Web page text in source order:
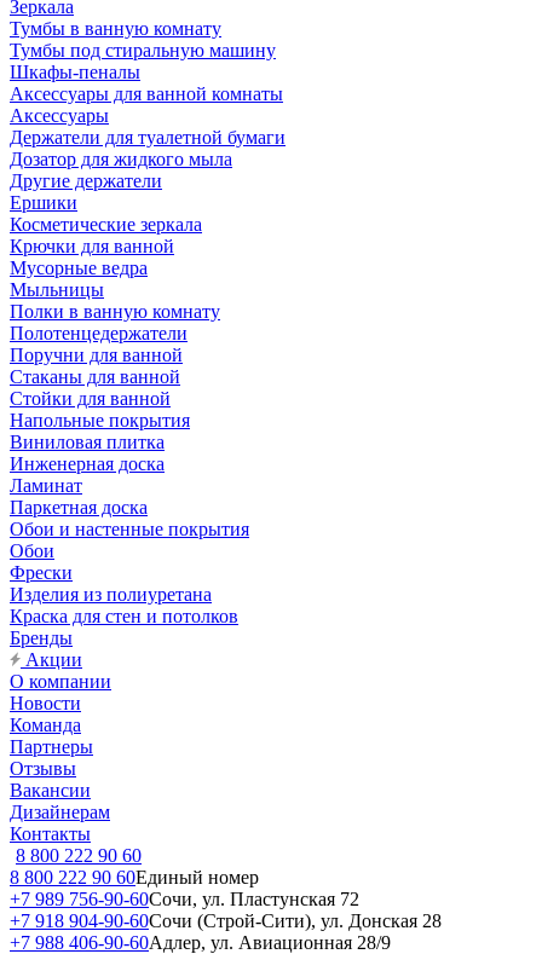
Зеркала
Тумбы в ванную комнату
Тумбы под стиральную машину
Шкафы-пеналы
Аксессуары для ванной комнаты
Аксессуары
Держатели для туалетной бумаги
Дозатор для жидкого мыла
Другие держатели
Ершики
Косметические зеркала
Крючки для ванной
Мусорные ведра
Мыльницы
Полки в ванную комнату
Полотенцедержатели
Поручни для ванной
Стаканы для ванной
Стойки для ванной
Напольные покрытия
Виниловая плитка
Инженерная доска
Ламинат
Паркетная доска
Обои и настенные покрытия
Обои
Фрески
Изделия из полиуретана
Краска для стен и потолков
Бренды
Акции
О компании
Новости
Команда
Партнеры
Отзывы
Вакансии
Дизайнерам
Контакты
8 800 222 90 60
8 800 222 90 60Единый номер
+7 989 756-90-60Сочи, ул. Пластунская 72
+7 918 904-90-60Сочи (Строй-Сити), ул. Донская 28
+7 988 406-90-60Адлер, ул. Авиационная 28/9